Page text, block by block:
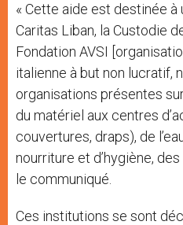
« Cette aide est destinée à
Caritas Liban, la Custodie
Fondation AVSI
italienne à but non lucratif,
organisations présentes
du matériel aux centres
couvertures, draps), de
nourriture et d’hygiène,
le communiqué.
Ces institutions se sont